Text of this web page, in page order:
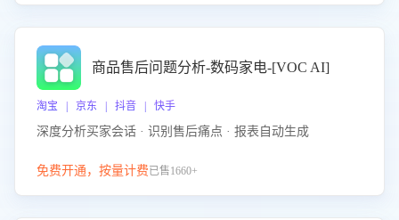
商品售后问题分析-数码家电-[VOC AI]
淘宝 | 京东 | 抖音 | 快手
深度分析买家会话 · 识别售后痛点 · 报表自动生成
免费开通，按量计费已售1660+